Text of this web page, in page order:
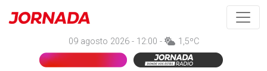
09 agosto 2026 - 12:00 - 1,5ºC